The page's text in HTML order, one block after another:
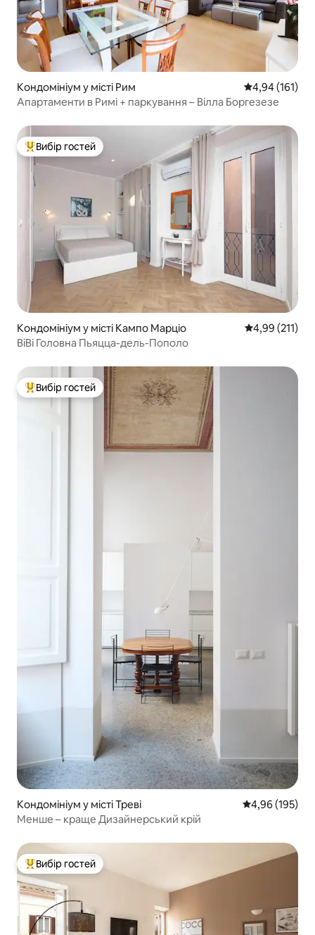
Кондомініум у місті Рим Середня
4,94 (161)
Апартаменти в Римі + паркування – Вілла Боргезезе
Топ вибір гостей
Вибір гостей
Кондомініум у місті Кампо Марціо Середня
4,99 (211)
BiBi Головна Пьяцца-дель-Пополо
Топ вибір гостей
Вибір гостей
Кондомініум у місті Треві Середня
4,96 (195)
Менше – краще Дизайнерський крій
Топ вибір гостей
Вибір гостей